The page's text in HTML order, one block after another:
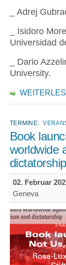
_ Adrej
_ Isidoro
Universidad
_ Dario
University.
TERMINE:
Book
worldwide
02. Februar
Geneva